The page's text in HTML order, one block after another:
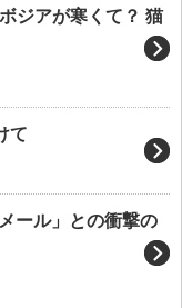
ジアが寒くて？ 猫
て
ール」との衝撃の